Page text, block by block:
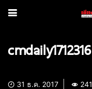
cmdaily1712316
31 ธ.ค. 2017 241